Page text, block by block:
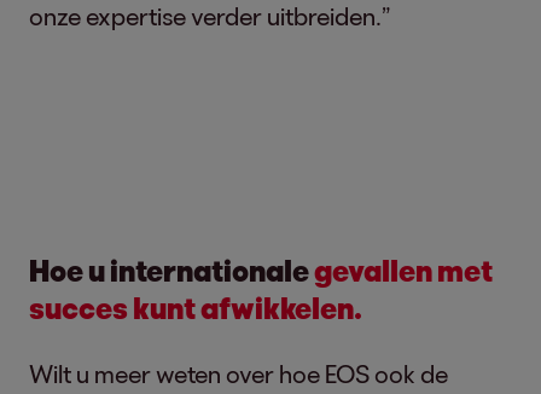
onze expertise verder uitbreiden.”
Hoe u internationalegevallen met
succes kunt afwikkelen.
Wilt u meer weten over hoe EOS ook de